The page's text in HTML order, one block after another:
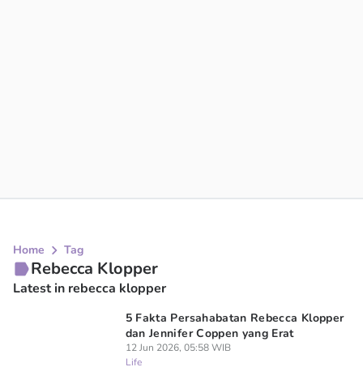
Home Tag
Rebecca Klopper
Latest in rebecca klopper
5 Fakta Persahabatan Rebecca Klopper
dan Jennifer Coppen yang Erat
12 Jun 2026, 05:58 WIB
Life